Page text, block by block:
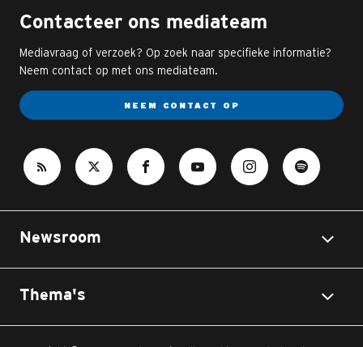
Contacteer ons mediateam
Mediavraag of verzoek? Op zoek naar specifieke informatie?
Neem contact op met ons mediateam.
NEEM CONTACT OP
Newsroom
Thema's